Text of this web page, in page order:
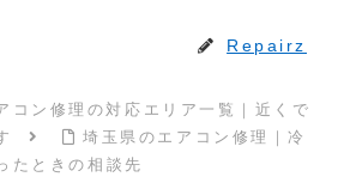
Repairz
コン修理の対応エリア一覧｜近くで
埼玉県のエアコン修理｜冷
たときの相談先